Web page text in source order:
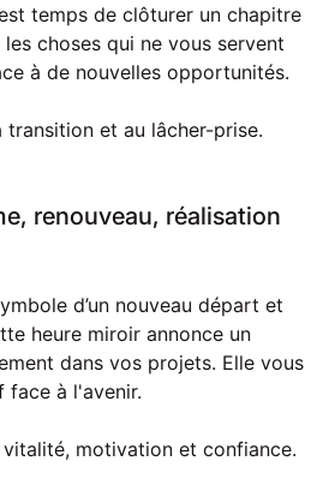
temps de clôturer un chapitre
choses qui ne vous servent
à de nouvelles opportunités.
transition et au lâcher-prise.
renouveau, réalisation
d’un nouveau départ et
heure miroir annonce un
dans vos projets. Elle vous
face à l'avenir.
motivation et confiance.